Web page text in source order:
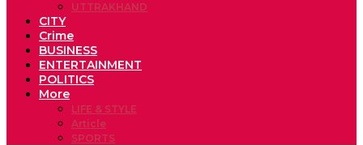
UTTRAKHAND
CITY
Crime
BUSINESS
ENTERTAINMENT
POLITICS
More
LIFE & STYLE
Article
SPORTS